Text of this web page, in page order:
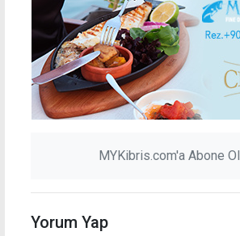
MYKibris.com'a Abone Ol
Yorum Yap